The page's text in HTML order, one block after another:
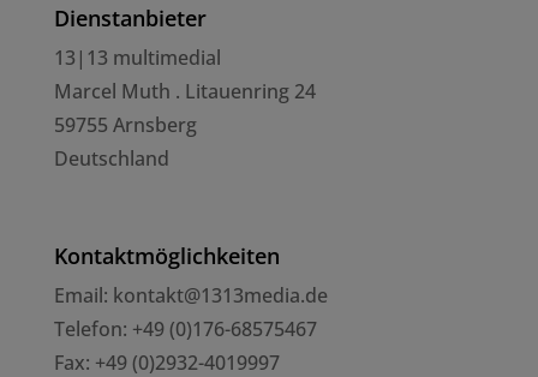
Dienstanbieter
13|13 multimedial
Marcel Muth . Litauenring 24
59755 Arnsberg
Deutschland
Kontaktmöglichkeiten
Email: kontakt@1313media.de
Telefon: +49 (0)176-68575467
Fax: +49 (0)2932-4019997